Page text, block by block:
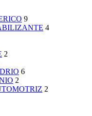
9
4
2
6
2
2